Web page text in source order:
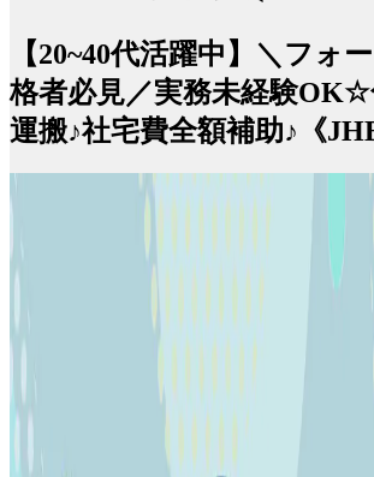
【20~40代活躍中】＼フォ
格者必見／実務未経験
運搬♪社宅費全額補助♪《